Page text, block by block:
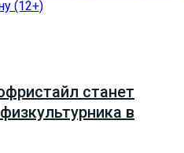
станет
в